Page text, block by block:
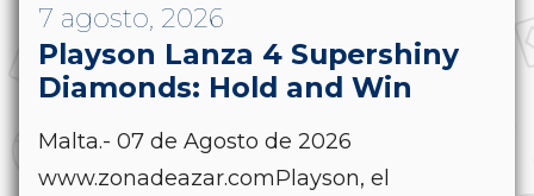
7 agosto, 2026
Playson Lanza 4 Supershiny
Diamonds: Hold and Win
Malta.- 07 de Agosto de 2026
www.zonadeazar.comPlayson, el